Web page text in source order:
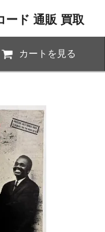
ード 通販 買取
カートを見る